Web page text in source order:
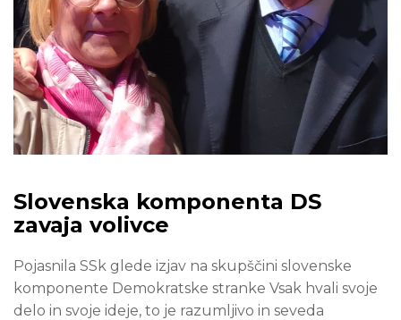
Slovenska komponenta DS
zavaja volivce
Pojasnila SSk glede izjav na skupščini slovenske
komponente Demokratske stranke Vsak hvali svoje
delo in svoje ideje, to je razumljivo in seveda